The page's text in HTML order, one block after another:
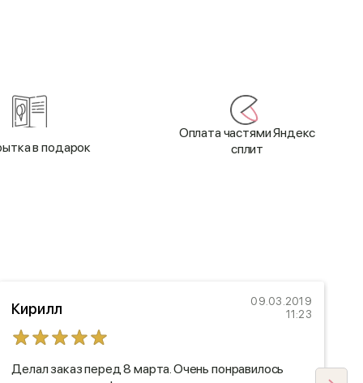
в подарок
Оплата частями Яндекс
сплит
Кирилл
09.03.2019
11:23
Делал заказ перед 8 марта. Очень понравилось